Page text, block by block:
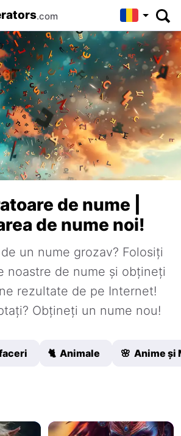
.com
de nume |
de nume noi!
un nume grozav? Folosiți
noastre de nume și obțineți
rezultate de pe Internet!
Obțineți un nume nou!
🐈 Animale 🌸 Anime și